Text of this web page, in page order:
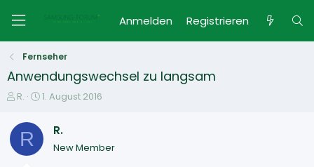
Anmelden Registrieren
Fernseher
Anwendungswechsel zu langsam
E
s
e
R.
E
t
1. August 2016
R R.
New Member